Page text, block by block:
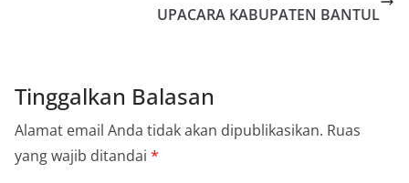
UPACARA KABUPATEN BANTUL
Tinggalkan Balasan
Alamat email Anda tidak akan dipublikasikan. Ruas
yang wajib ditandai *